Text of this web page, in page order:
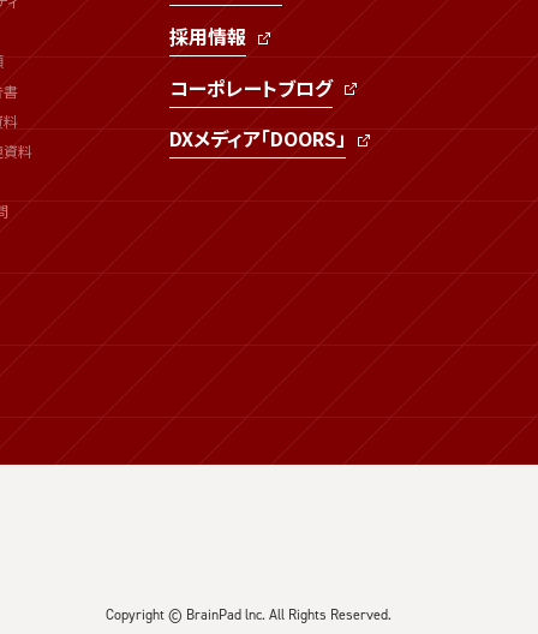
書
料
採用情報
コーポレートブログ
DXメディア「DOORS」
Copyright © BrainPad lnc. All Rights Reserved.